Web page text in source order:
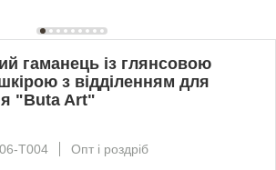
гаманець із глянсовою
з відділенням для
"Buta Art"
T004
Опт і роздріб